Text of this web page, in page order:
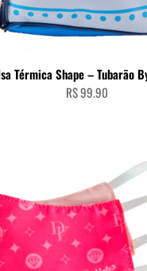
Térmica Shape – Tubarão
R$99.90